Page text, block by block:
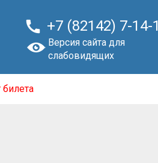
 +7 (82142) 7-14-
Версия сайта для
слабовидящих
билета